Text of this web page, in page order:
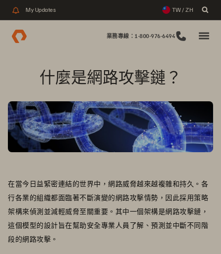
My Updates TW / ZH
業務專線：1-800-976-6494
什麼是網路攻擊鏈？
在當今日益緊密連結的世界中，網路威脅越來越複雜和持久。各
行各業的組織都面臨著不斷演變的網路攻擊情勢，因此採用策略
架構來偵測並減輕威脅至關重要。其中一個架構是網路攻擊鏈，
這個模型的設計旨在幫助安全專業人員了解、預測並中斷不同階
段的網路攻擊。